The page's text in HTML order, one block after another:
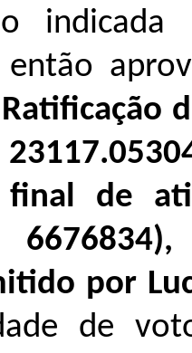
Ratificação
de
6676834
por
de